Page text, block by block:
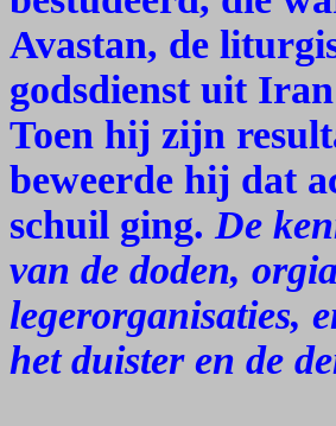
Avastan, de
godsdienst uit
Toen hij zijn
beweerde hij dat
schuil ging. De
van de doden,
legerorganisaties,
het duister en de